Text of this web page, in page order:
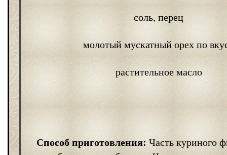
соль, перец
молотый мускатный орех по
растительное масло
Способ приготовления: Часть куриного